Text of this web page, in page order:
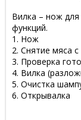
Вилка – нож
функций.
1. Нож
2. Снятие мяса
3. Проверка
4. Вилка
5. Очистка
6. Открывалка